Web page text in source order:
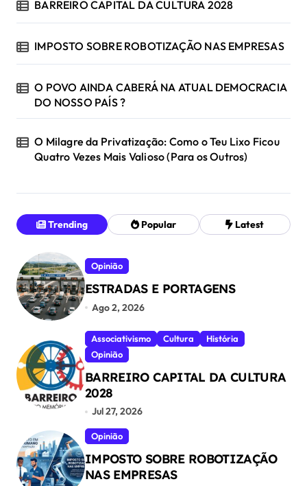
BARREIRO CAPITAL DA CULTURA 2028
IMPOSTO SOBRE ROBOTIZAÇÃO NAS EMPRESAS
O POVO AINDA CABERÁ NA ATUAL DEMOCRACIA
DO NOSSO PAÍS ?
O Milagre da Privatização: Como o Teu Lixo Ficou
Quatro Vezes Mais Valioso (Para os Outros)
Trending Popular Latest
Opinião
ESTRADAS E PORTAGENS
Ago 2, 2026
Associativismo Cultura
História
Opinião
BARREIRO CAPITAL DA CULTURA
2028
Jul 27, 2026
Opinião
IMPOSTO SOBRE ROBOTIZAÇÃO
NAS EMPRESAS